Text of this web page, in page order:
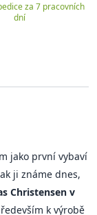
za 7 pracovních
dní
jako první vybaví
ji známe dnes,
Christensen v
k výrobě